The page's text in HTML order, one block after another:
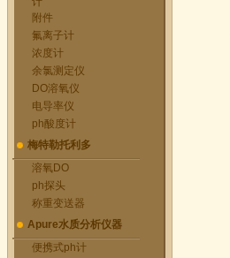
附件
氟离子计
浓度计
余氯测定仪
DO溶氧仪
电导率仪
ph酸度计
梅特勒托利多
溶氧DO
ph探头
称重变送器
Apure水质分析仪器
便携式ph计